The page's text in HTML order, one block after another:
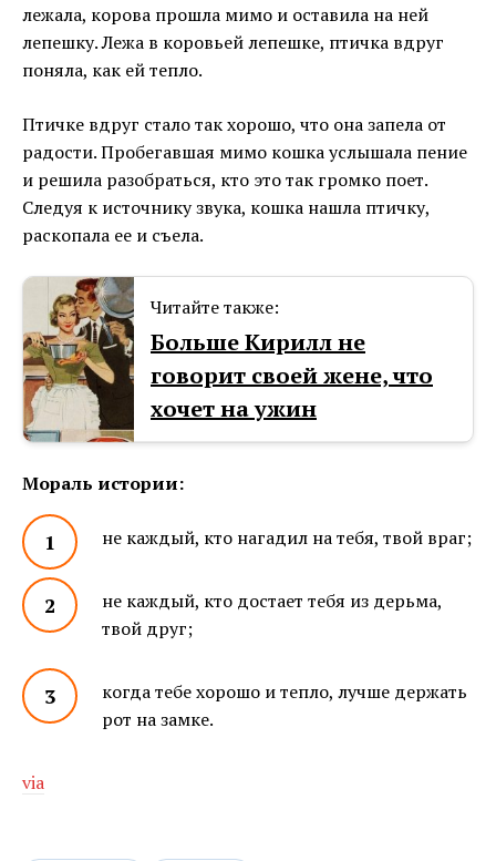
лежала, корова прошла мимо и оставила на ней
лепешку. Лежа в коровьей лепешке, птичка вдруг
поняла, как ей тепло.
Птичке вдруг стало так хорошо, что она запела от
радости. Пробегавшая мимо кошка услышала пение
и решила разобраться, кто это так громко поет.
Следуя к источнику звука, кошка нашла птичку,
раскопала ее и съела.
Читайте также:
Больше Кирилл не
говорит своей жене, что
хочет на ужин
Мораль истории:
не каждый, кто нагадил на тебя, твой враг;
не каждый, кто достает тебя из дерьма,
твой друг;
когда тебе хорошо и тепло, лучше держать
рот на замке.
via